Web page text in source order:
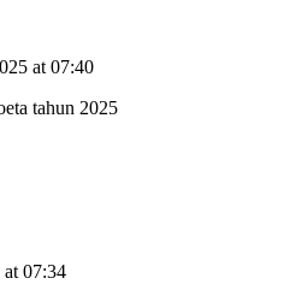
at 07:40
tahun 2025
07:34